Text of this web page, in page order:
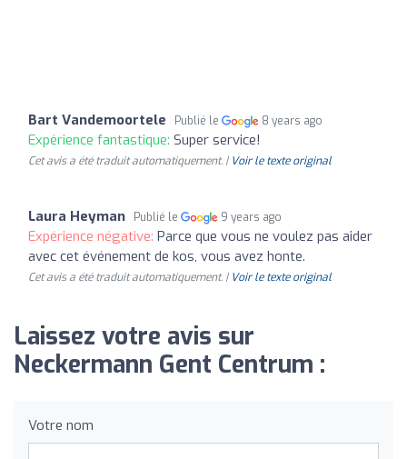
Bart Vandemoortele Publié le 8 years ago
Expérience fantastique: Super service!
Cet avis a été traduit automatiquement. | Voir le texte original
Laura Heyman Publié le 9 years ago
Expérience négative: Parce que vous ne voulez pas aider
avec cet événement de kos, vous avez honte.
Cet avis a été traduit automatiquement. | Voir le texte original
Laissez votre avis sur
Neckermann Gent Centrum :
Votre nom